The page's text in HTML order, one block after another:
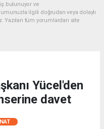
bulunuyor ve
ilgili doğrudan veya dolaylı
Yazılan tüm yorumlardan site
Yücel'den
davet